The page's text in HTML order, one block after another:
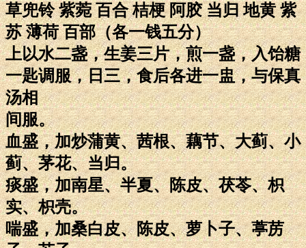
草兜铃 紫菀 百合 桔梗 阿胶 当归 地黄 紫
苏 薄荷 百部（各一钱五分）
上以水二盏，生姜三片，煎一盏，入饴糖
一匙调服，日三，食后各进一盅，与保真
汤相
间服。
血盛，加炒蒲黄、茜根、藕节、大蓟、小
蓟、茅花、当归。
痰盛，加南星、半夏、陈皮、茯苓、枳
实、枳壳。
喘盛，加桑白皮、陈皮、萝卜子、葶苈